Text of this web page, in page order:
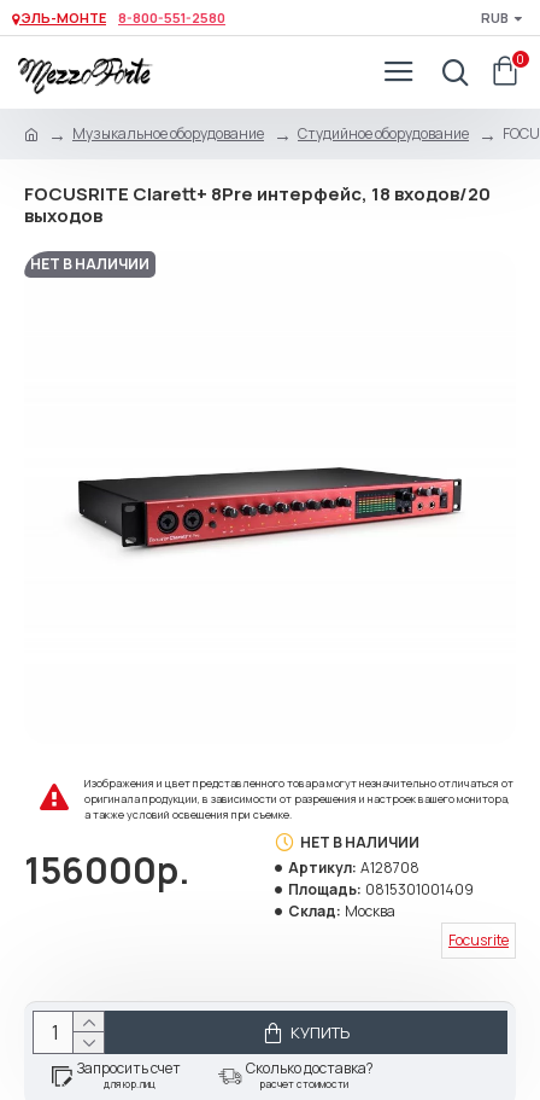
ЭЛЬ-МОНТЕ 8-800-551-2580 RUB
0
Музыкальное оборудование Студийное оборудование
FOCUSRITE Clarett+ 8Pre интерфейс, 18 входов/20
выходов
НЕТ В НАЛИЧИИ
Изображения и цвет представленного товара могут незначительно отличаться от
оригинала продукции, в зависимости от разрешения и настроек вашего монитора,
а также условий освещения при съемке.
156000р.
НЕТ В НАЛИЧИИ
Артикул: A128708
Площадь: 0815301001409
Склад: Москва
Focusrite
КУПИТЬ
Запросить счет
для юр.лиц
Сколько доставка?
расчет стоимости